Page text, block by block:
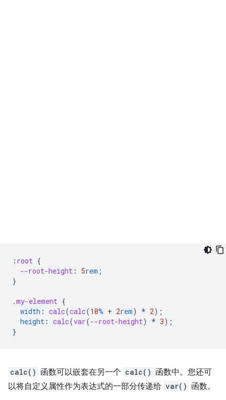
: root {
--root-height : 5rem ;
}
.my-element {
width : calc(calc(10% + 2rem) * 2);
height : calc(var(--root-height) * 3);
}
calc() 函数可以嵌套在另一个 calc() 函数中。您还可
以将自定义属性作为表达式的一部分传递给 var() 函数。